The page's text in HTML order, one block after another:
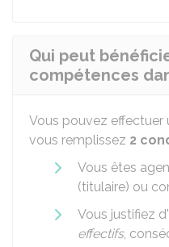
Qui peut
compétences
Vous pouvez effectuer
vous remplissez 2
Vous êtes
(titulaire) ou
Vous justifiez
effectifs,